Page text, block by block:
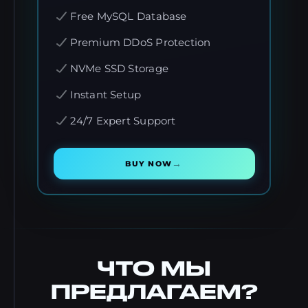
Free MySQL Database
Premium DDoS Protection
NVMe SSD Storage
Instant Setup
24/7 Expert Support
BUY NOW →
ЧТО МЫ
ПРЕДЛАГАЕМ?